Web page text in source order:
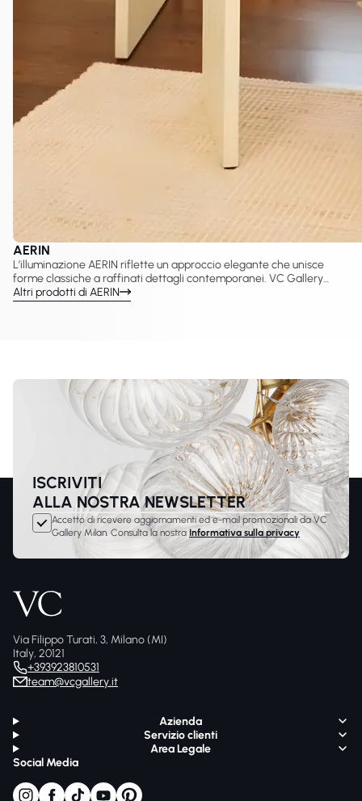
AERIN
L’illuminazione AERIN riflette un approccio elegante che unisce
forme classiche a raffinati dettagli contemporanei. VC Gallery
propone una selezione curata di lampade AERIN create con Visual
Comfort & Co., tra cui lampadari, applique, sospensioni e lampade
Altri prodotti di AERIN
ISCRIVITI
ALLA NOSTRA NEWSLETTER
Accetto di ricevere aggiornamenti ed e-mail promozionali da VC
Gallery Milan. Consulta la nostra Informativa sulla privacy
Via Filippo Turati, 3, Milano (MI)
Italy, 20121
+393923810531
team@vcgallery.it
Azienda
Servizio clienti
Area Legale
Social Media